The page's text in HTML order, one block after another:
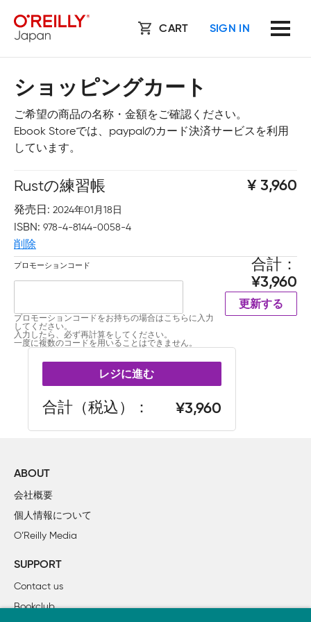
CART SIGN IN
ショッピングカート
ご希望の商品の名称・金額をご確認ください。
Ebook Storeでは、paypalのカード決済サービスを利用
しています。
Rustの練習帳
発売日 2024年01月18日
ISBN 978-4-8144-0058-4
削除
3,960
プロモーションコード
プロモーションコードをお持ちの場合はこちらに入力
してください。
入力したら、必ず再計算をしてください。
一度に複数のコードを用いることはできません。
合計
3,960
更新する
レジに進む
合計（税込） 3,960
ABOUT
会社概要
個人情報について
O’Reilly Media
SUPPORT
Contact us
Bookclub